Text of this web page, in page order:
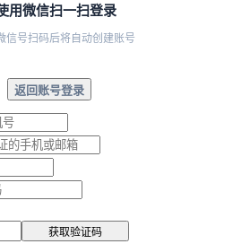
用微信扫一扫登录
信号扫码后将自动创建账号
返回账号登录
获取验证码